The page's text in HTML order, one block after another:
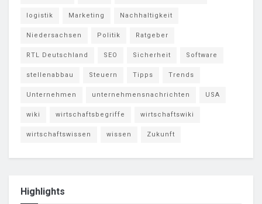
logistik Marketing Nachhaltigkeit
Niedersachsen Politik Ratgeber
RTL Deutschland SEO Sicherheit Software
stellenabbau Steuern Tipps Trends
Unternehmen unternehmensnachrichten USA
wiki wirtschaftsbegriffe wirtschaftswiki
wirtschaftswissen wissen Zukunft
Highlights